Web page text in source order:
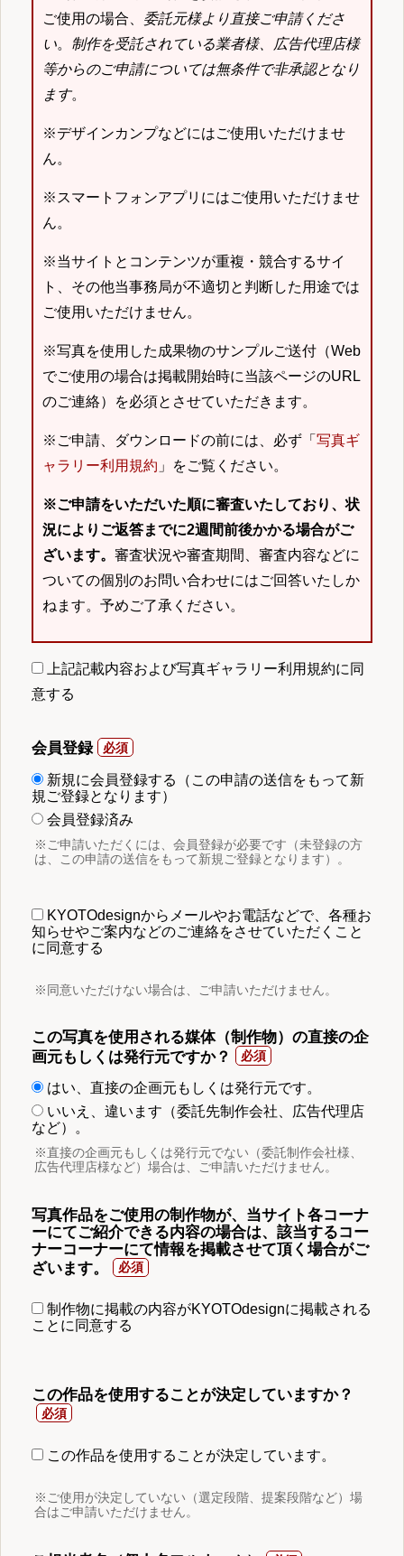
ご使用の場合、 委託元様より直接ご申請くださ
い。 制作を受託されている業者様、広告代理店様
等からのご申請については無条件で非承認となり
ます。
※デザインカンプなどにはご使用いただけませ
ん。
※スマートフォンアプリにはご使用いただけませ
ん。
※当サイトとコンテンツが重複・競合するサイ
ト、その他当事務局が不適切と判断した用途では
ご使用いただけません。
※写真を使用した成果物のサンプルご送付（Web
でご使用の場合は掲載開始時に当該ページのURL
のご連絡）を必須とさせていただきます。
※ご申請、ダウンロードの前には、必ず「 写真ギ
ャラリー利用規約 」をご覧ください。
※ご申請をいただいた順に審査いたしており、状
況によりご返答までに2週間前後かかる場合がご
ざいます。 審査状況や審査期間、審査内容などに
ついての個別のお問い合わせにはご回答いたしか
ねます。予めご了承ください。
上記記載内容および写真ギャラリー利用規約に同
意する
会員登録
新規に会員登録する（この申請の送信をもって新
規ご登録となります）
会員登録済み
※ご申請いただくには、会員登録が必要です（未登録の方
は、この申請の送信をもって新規ご登録となります）。
KYOTOdesignからメールやお電話などで、各種お
知らせやご案内などのご連絡をさせていただくこと
に同意する
※同意いただけない場合は、ご申請いただけません。
この写真を使用される媒体（制作物）の直接の企
画元もしくは発行元ですか？
はい、直接の企画元もしくは発行元です。
いいえ、違います（委託先制作会社、広告代理店
など）。
※直接の企画元もしくは発行元でない（委託制作会社様、
広告代理店様など）場合は、ご申請いただけません。
写真作品をご使用の制作物が、当サイト各コーナ
ーにてご紹介できる内容の場合は、該当するコー
ナーコーナーにて情報を掲載させて頂く場合がご
ざいます。
制作物に掲載の内容がKYOTOdesignに掲載される
ことに同意する
この作品を使用することが決定していますか？
この作品を使用することが決定しています。
※ご使用が決定していない（選定段階、提案段階など）場
合はご申請いただけません。